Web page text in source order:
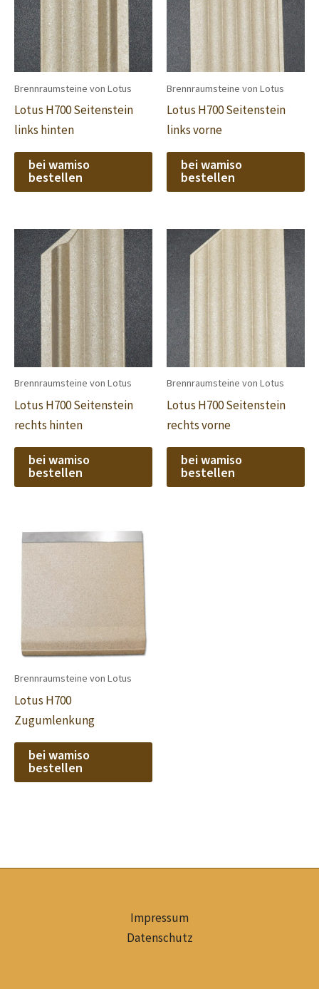
Brennraumsteine von Lotus
Lotus H700 Seitenstein
links hinten
bei wamiso
bestellen
Brennraumsteine von Lotus
Lotus H700 Seitenstein
links vorne
bei wamiso
bestellen
Brennraumsteine von Lotus
Lotus H700 Seitenstein
rechts hinten
bei wamiso
bestellen
Brennraumsteine von Lotus
Lotus H700 Seitenstein
rechts vorne
bei wamiso
bestellen
Brennraumsteine von Lotus
Lotus H700
Zugumlenkung
bei wamiso
bestellen
Impressum
Datenschutz